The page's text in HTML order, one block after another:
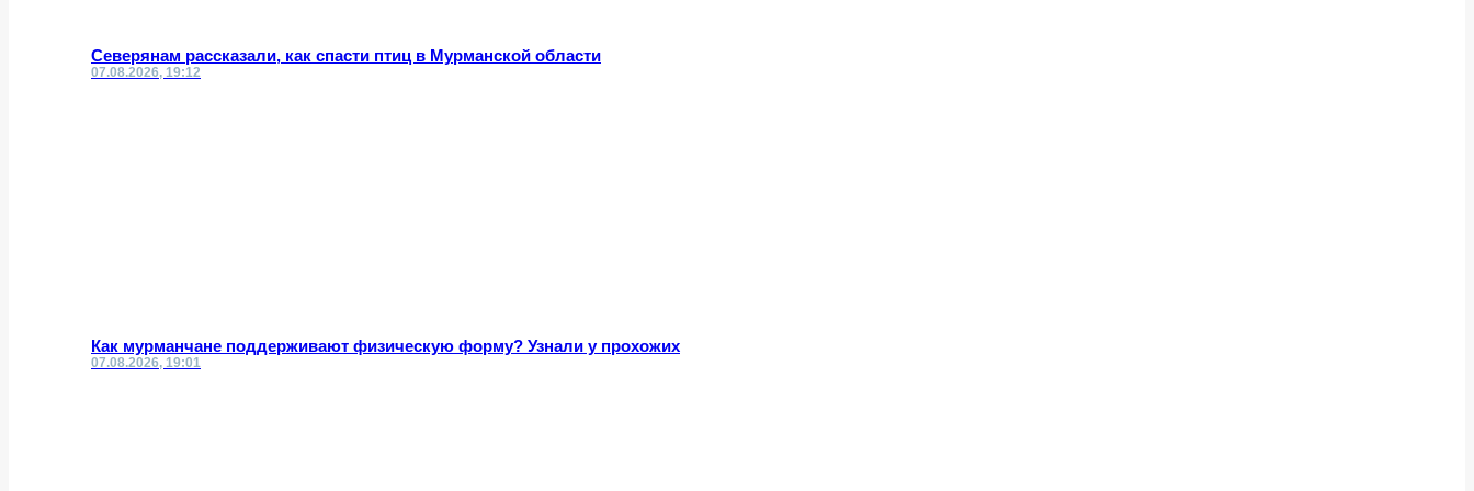
Северянам рассказали, как спасти птиц в Мурманской области
07.08.2026, 19:12
Как мурманчане поддерживают физическую форму? Узнали у прохожих
07.08.2026, 19:01